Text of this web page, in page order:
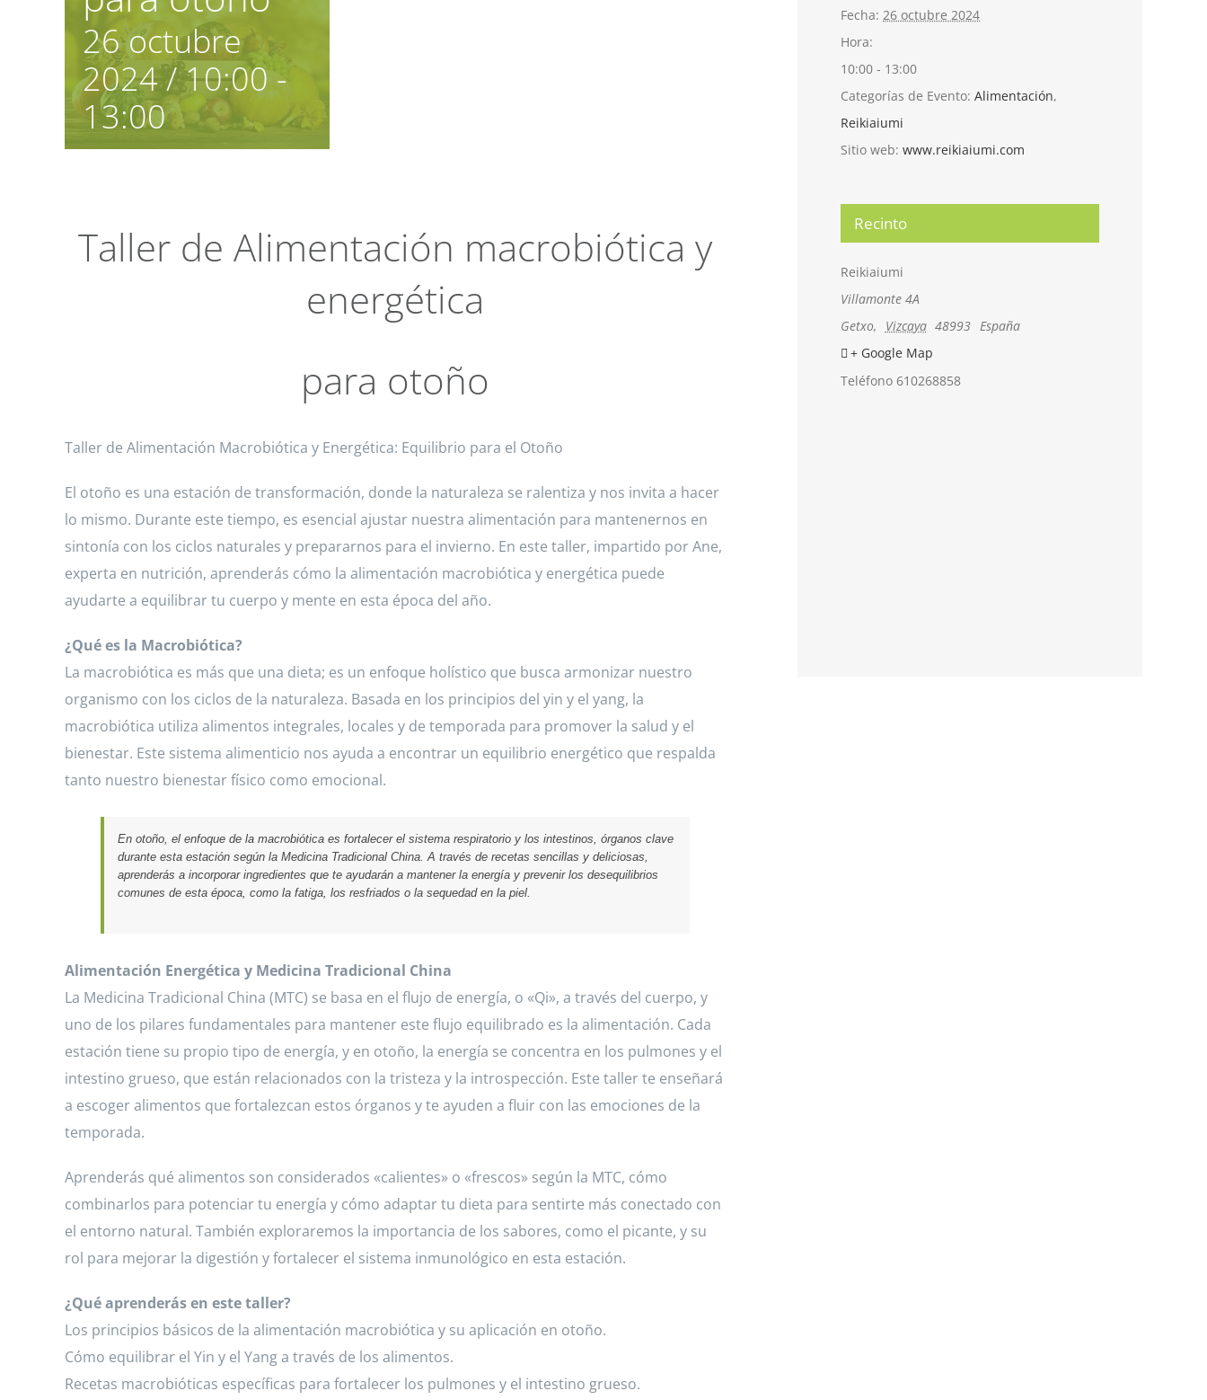
26 octubre
2024 / 10:00-
13:00
Taller de Alimentación macrobiótica y
energética
para otoño
Taller de Alimentación Macrobiótica y Energética: Equilibrio para el Otoño
El otoño es una estación de transformación, donde la naturaleza se ralentiza y nos invita a hacer
lo mismo. Durante este tiempo, es esencial ajustar nuestra alimentación para mantenernos en
sintonía con los ciclos naturales y prepararnos para el invierno. En este taller, impartido por Ane,
experta en nutrición, aprenderás cómo la alimentación macrobiótica y energética puede
ayudarte a equilibrar tu cuerpo y mente en esta época del año.
¿Qué es la Macrobiótica?
La macrobiótica es más que una dieta; es un enfoque holístico que busca armonizar nuestro
organismo con los ciclos de la naturaleza. Basada en los principios del yin y el yang, la
macrobiótica utiliza alimentos integrales, locales y de temporada para promover la salud y el
bienestar. Este sistema alimenticio nos ayuda a encontrar un equilibrio energético que respalda
tanto nuestro bienestar físico como emocional.
En otoño, el enfoque de la macrobiótica es fortalecer el sistema respiratorio y los intestinos, órganos clave
durante esta estación según la Medicina Tradicional China. A través de recetas sencillas y deliciosas,
aprenderás a incorporar ingredientes que te ayudarán a mantener la energía y prevenir los desequilibrios
comunes de esta época, como la fatiga, los resfriados o la sequedad en la piel.
Alimentación Energética y Medicina Tradicional China
La Medicina Tradicional China (MTC) se basa en el flujo de energía, o «Qi», a través del cuerpo, y
uno de los pilares fundamentales para mantener este flujo equilibrado es la alimentación. Cada
estación tiene su propio tipo de energía, y en otoño, la energía se concentra en los pulmones y el
intestino grueso, que están relacionados con la tristeza y la introspección. Este taller te enseñará
a escoger alimentos que fortalezcan estos órganos y te ayuden a fluir con las emociones de la
temporada.
Aprenderás qué alimentos son considerados «calientes» o «frescos» según la MTC, cómo
combinarlos para potenciar tu energía y cómo adaptar tu dieta para sentirte más conectado con
el entorno natural. También exploraremos la importancia de los sabores, como el picante, y su
rol para mejorar la digestión y fortalecer el sistema inmunológico en esta estación.
¿Qué aprenderás en este taller?
Los principios básicos de la alimentación macrobiótica y su aplicación en otoño.
Cómo equilibrar el Yin y el Yang a través de los alimentos.
Recetas macrobióticas específicas para fortalecer los pulmones y el intestino grueso.
Fecha: 26 octubre 2024
Hora:
10:00 - 13:00
Categorías de Evento: Alimentación,
Reikiaiumi
Sitio web: www.reikiaiumi.com
Recinto
Reikiaiumi
Villamonte 4A
Getxo, Vizcaya 48993 España
+ Google Map
Teléfono 610268858